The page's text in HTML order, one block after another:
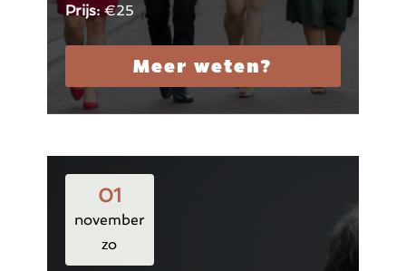
Prijs: €25
Meer weten?
01
november
zo